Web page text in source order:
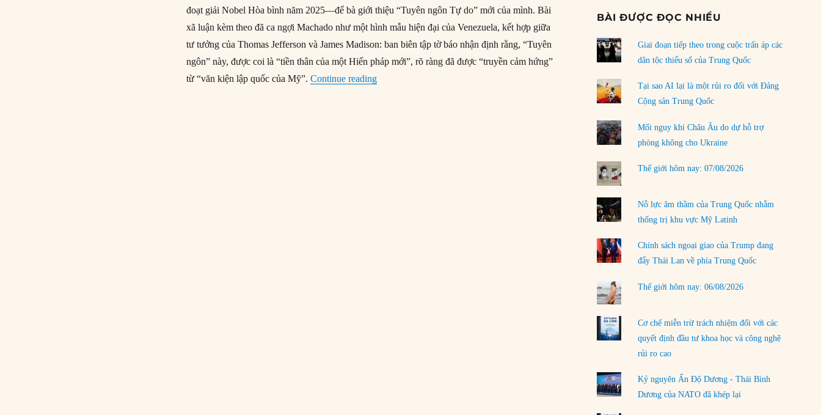
đoạt giải Nobel Hòa bình năm 2025—để bà giới thiệu “Tuyên ngôn Tự do” mới của mình. Bài
xã luận kèm theo đã ca ngợi Machado như một hình mẫu hiện đại của Venezuela, kết hợp giữa
tư tưởng của Thomas Jefferson và James Madison: ban biên tập tờ báo nhận định rằng, “Tuyên
ngôn” này, được coi là “tiền thân của một Hiến pháp mới”, rõ ràng đã được “truyền cảm hứng”
từ “văn kiện lập quốc của Mỹ”.Continue reading“Cuộc cách mạng Công giáo của María Corina Machado”
Dương
03/08/2026
Đặt cược vào thất bại: Các quỹ đầu tư mạo
hiểm quốc gia và khía cạnh chính trị của vốn
02/08/2026
Làm thế nào để kết thúc Chiến tranh Iran?
01/08/2026
Chiến lược kế tiếp của Bắc Kinh ở Biển Đông
31/07/2026
LOAD MORE
BÀI ĐƯỢC ĐỌC NHIỀU
Giai đoạn tiếp theo trong cuộc trấn áp các
dân tộc thiểu số của Trung Quốc
Tại sao AI lại là một rủi ro đối với Đảng
Cộng sản Trung Quốc
Mối nguy khi Châu Âu do dự hỗ trợ
phòng không cho Ukraine
Thế giới hôm nay: 07/08/2026
Nỗ lực âm thầm của Trung Quốc nhằm
thống trị khu vực Mỹ Latinh
Chính sách ngoại giao của Trump đang
đẩy Thái Lan về phía Trung Quốc
Thế giới hôm nay: 06/08/2026
Cơ chế miễn trừ trách nhiệm đối với các
quyết định đầu tư khoa học và công nghệ
rủi ro cao
Kỷ nguyên Ấn Độ Dương - Thái Bình
Dương của NATO đã khép lại